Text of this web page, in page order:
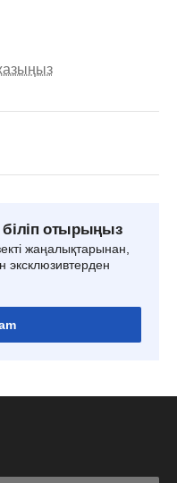
отырыңыз
жаңалықтарынан,
эксклюзивтерден